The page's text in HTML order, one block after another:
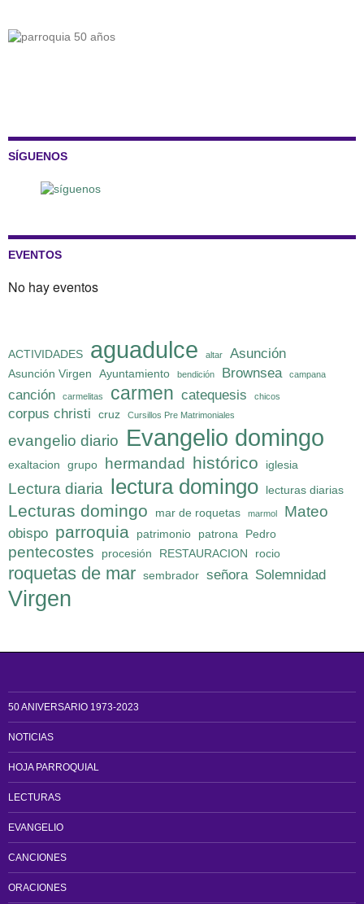
SÍGUENOS
EVENTOS
No hay eventos
ACTIVIDADES aguadulce altar Asunción
Asunción Virgen Ayuntamiento bendición Brownsea campana
canción carmelitas carmen catequesis chicos
corpus christi cruz Cursillos Pre Matrimoniales
evangelio diario Evangelio domingo
exaltacion grupo hermandad histórico iglesia
Lectura diaria lectura domingo lecturas diarias
Lecturas domingo mar de roquetas marmol Mateo
obispo parroquia patrimonio patrona Pedro
pentecostes procesión RESTAURACION rocio
roquetas de mar sembrador señora Solemnidad
Virgen
50 ANIVERSARIO 1973-2023
NOTICIAS
HOJA PARROQUIAL
LECTURAS
EVANGELIO
CANCIONES
ORACIONES